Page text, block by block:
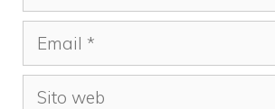
Email
Sito